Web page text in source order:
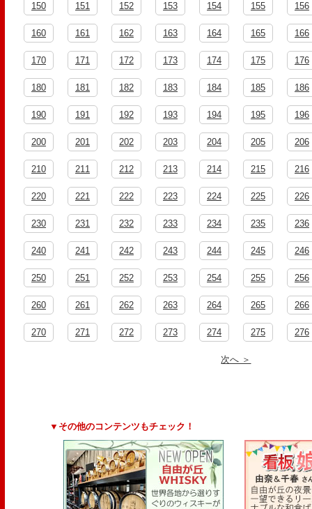
150 151 152 153 154 155 156
160 161 162 163 164 165 166
170 171 172 173 174 175 176
180 181 182 183 184 185 186
190 191 192 193 194 195 196
200 201 202 203 204 205 206
210 211 212 213 214 215 216
220 221 222 223 224 225 226
230 231 232 233 234 235 236
240 241 242 243 244 245 246
250 251 252 253 254 255 256
260 261 262 263 264 265 266
270 271 272 273 274 275 276
次へ ＞
▼その他のコンテンツもチェック！